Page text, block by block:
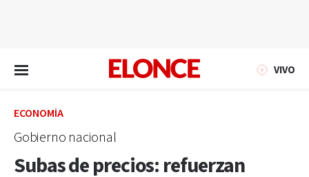
VIVO
ECONOMÍA
Gobierno nacional
Subas de precios: refuerzan